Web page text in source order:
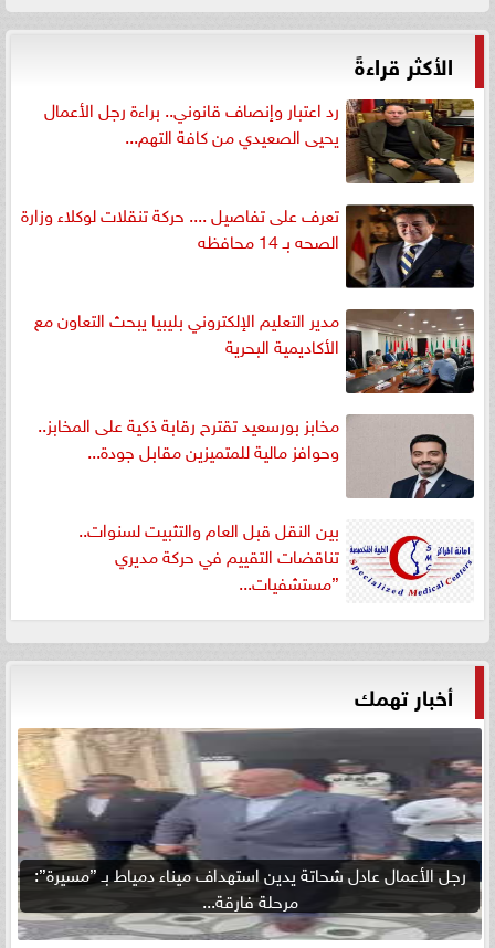
الأكثر قراءةً
رد اعتبار وإنصاف قانوني.. براءة رجل الأعمال
يحيى الصعيدي من كافة التهم...
تعرف على تفاصيل .... حركة تنقلات لوكلاء وزارة
الصحه بـ 14 محافظه
مدير التعليم الإلكتروني بليبيا يبحث التعاون مع
الأكاديمية البحرية
مخابز بورسعيد تقترح رقابة ذكية على المخابز..
وحوافز مالية للمتميزين مقابل جودة...
بين النقل قبل العام والتثبيت لسنوات..
تناقضات التقييم في حركة مديري
”مستشفيات...
أخبار تهمك
رجل الأعمال عادل شحاتة يدين استهداف ميناء دمياط بـ ”مسيرة”:
مرحلة فارقة...